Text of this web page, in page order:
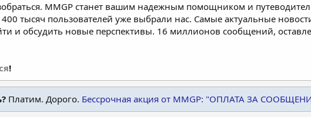
MMGP станет вашим надежным помощником и
тысяч пользователей уже выбрали нас. Самые актуальные
и обсудить новые перспективы. 16 миллионов сообщений,
!
Платим. Дорого. Бессрочная акция от MMGP: "ОПЛАТА ЗА